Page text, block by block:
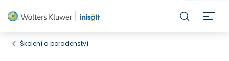
Školení a poradenství